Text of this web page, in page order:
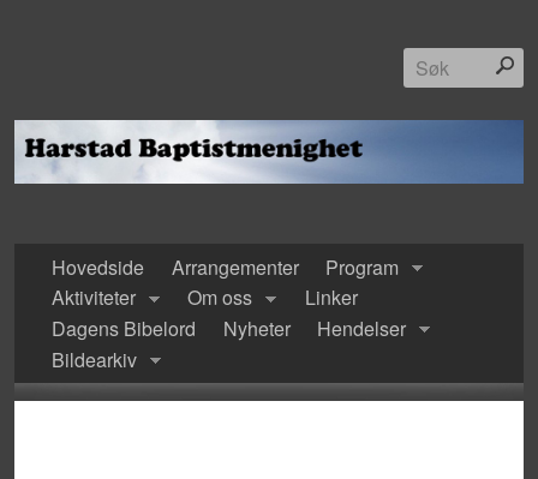
Hovedside Arrangementer
Program
Aktiviteter
Om oss
Linker
Dagens Bibelord
Nyheter
Hendelser
Bildearkiv